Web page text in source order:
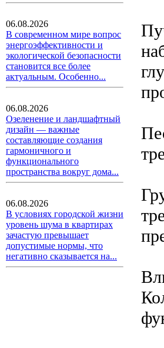
06.08.2026
В современном мире вопрос
энергоэффективности и
экологической безопасности
становится все более
актуальным. Особенно...
06.08.2026
Озеленение и ландшафтный
дизайн — важные
составляющие создания
гармоничного и
функционального
пространства вокруг дома...
06.08.2026
В условиях городской жизни
уровень шума в квартирах
зачастую превышает
допустимые нормы, что
негативно сказывается на...